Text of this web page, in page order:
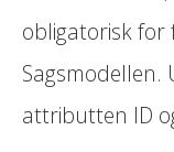
obligatorisk for
Sagsmodellen.
attributten ID